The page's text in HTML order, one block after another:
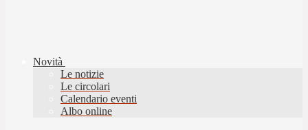
Novità
Le notizie
Le circolari
Calendario eventi
Albo online